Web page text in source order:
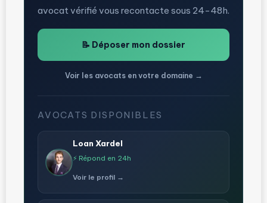
avocat vérifié vous recontacte sous 24-48h.
📝 Déposer mon dossier
Voir les avocats en votre domaine →
AVOCATS DISPONIBLES
Loan Xardel
⚡ Répond en 24h
Voir le profil →